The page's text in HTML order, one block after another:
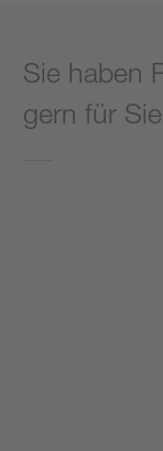
Sie haben
gern für